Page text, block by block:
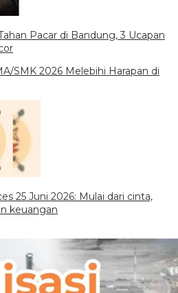
Pacar di Bandung, 3 Ucapan
SMK 2026 Melebihi Harapan di
25 Juni 2026: Mulai dari cinta,
keuangan